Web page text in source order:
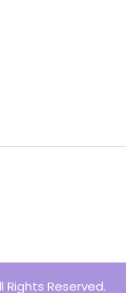
Rights Reserved.